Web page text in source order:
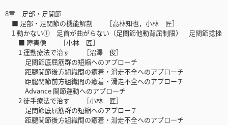
8章 足部・足関節
■ 足部・足関節の機能解剖 ［高林知也，小林 匠］
1 動かない① 足首が曲がらない（足関節他動背屈制限） 足関節捻挫
■ 障害像 ［小林 匠］
1 運動療法で治す ［沼澤 俊］
足関節底屈筋群の短縮へのアプローチ
距腿関節後方組織間の癒着・滑走不全へのアプローチ
距腿関節前方組織間の癒着・滑走不全へのアプローチ
Advance 関節運動へのアプローチ
2 徒手療法で治す ［小林 匠］
足関節底屈筋群の短縮へのアプローチ
距腿関節後方組織間の癒着・滑走不全へのアプローチ